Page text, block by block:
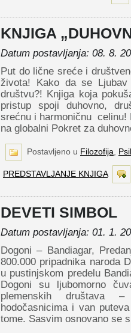
KNJIGA
Datum postavljanja: 08. 8.
Put do lične sreće i
života! Kako da se
društvu?! Knjiga koja
pristup spoji duhovno,
srećnu i harmoničnu celinu!
na globalni Pokret za
Postavljeno u Filozofija
PREDSTAVLJANJE KNJIGA
DEVETI SIMBOL
Datum postavljanja: 01. 1.
Dogoni – Bandiagar,
800.000 pripadnika naroda
u pustinjskom predelu
Dogoni su ljubomorno
plemenskih društava –
hodočasnicima i van
tome. Sasvim osnovano se